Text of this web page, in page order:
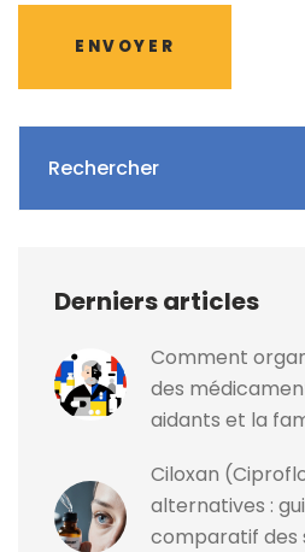
ENVOYER
Rechercher
Derniers articles
Comment
des
aidants et la
Ciloxan
alternatives :
comparatif des